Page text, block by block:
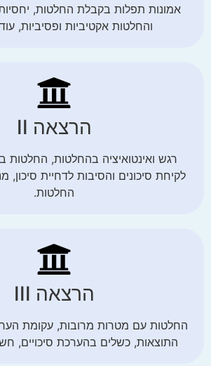
אמונות תפלות בקבלת החלטות,
והחלטות אקטיביות ופסיביות,
הרצאה II
רגש ואינטואיציה בהחלטות, החלטות
לקיחת סיכונים והסיבות לדחיית סיכון,
החלטות.
הרצאה III
החלטות עם מטרות מרובות, עקומת
התוצאות, כשלים בהערכת סיכויים,